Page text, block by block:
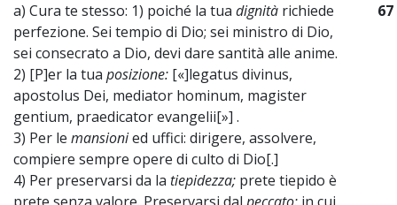
a) Cura te stesso: 1) poiché la tua dignità richiede
perfezione. Sei tempio di Dio; sei ministro di Dio,
sei consecrato a Dio, devi dare santità alle anime.
2) [P]er la tua posizione: [«]legatus divinus,
apostolus Dei, mediator hominum, magister
gentium, praedicator evangelii[»] .
3) Per le mansionied uffici: dirigere, assolvere,
compiere sempre opere di culto di Dio[.]
4) Per preservarsi da la tiepidezza; prete tiepido è
67